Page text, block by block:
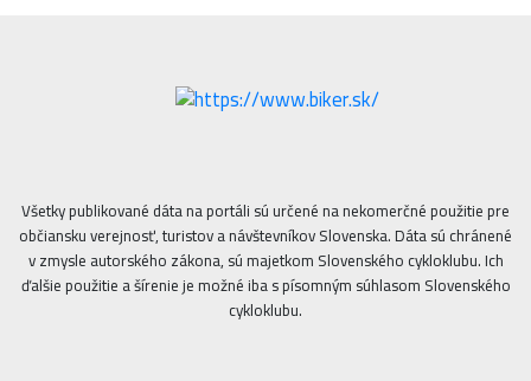
Všetky publikované dáta na portáli sú určené na nekomerčné použitie pre
občiansku verejnosť, turistov a návštevníkov Slovenska. Dáta sú chránené
v zmysle autorského zákona, sú majetkom Slovenského cykloklubu. Ich
ďalšie použitie a šírenie je možné iba s písomným súhlasom Slovenského
cykloklubu.